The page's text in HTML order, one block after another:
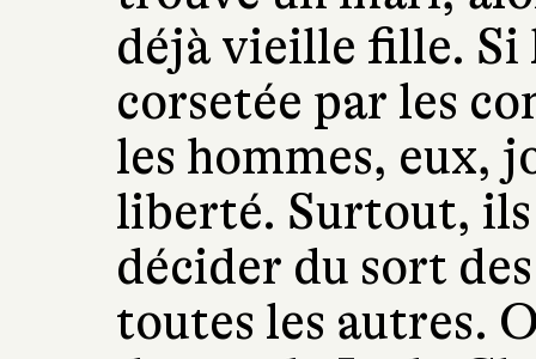
déjà vieille fille. Si
corsetée par les
les hommes, eux,
liberté. Surtout,
décider du sort
toutes les autres.